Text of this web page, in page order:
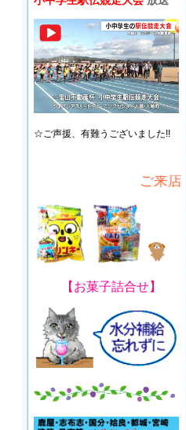
☆ご声援、 有難うございました!!
ご来店・ご来
【 お菓子詰合せ】